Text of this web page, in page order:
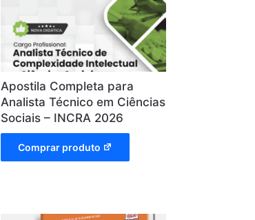
Apostila Completa para
Analista Técnico em Ciências
Sociais – INCRA 2026
Comprar produto